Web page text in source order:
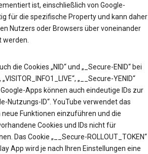
ist, einschließlich von Google-
für die spezifische Property und kann daher
Nutzers oder Browsers über voneinander
werden.
die Cookies „NID“ und „_Secure-ENID“ bei
„__Secure-YENID“
Apps können auch eindeutige IDs zur
Nutzungs-ID“. YouTube verwendet das
neue Funktionen einzuführen und die
Cookies und IDs nicht für
Das Cookie „__Secure-ROLLOUT_TOKEN“
App wird je nach Ihren Einstellungen eine